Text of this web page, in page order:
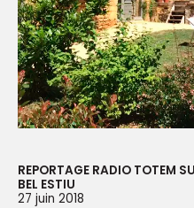
REPORTAGE RADIO TOTEM
BEL ESTIU
27 juin 2018